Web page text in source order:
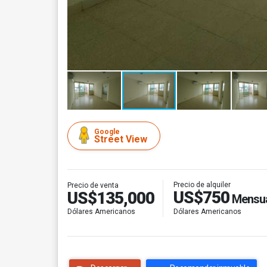
Google
Street View
Precio de venta
US$135,000
Dólares Americanos
Precio de alquiler
US$750
Dólares Americanos